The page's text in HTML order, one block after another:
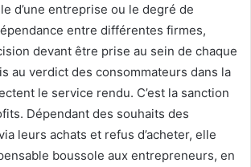
d’une entreprise ou le degré de
entre différentes firmes,
devant être prise au sein de chaque
au verdict des consommateurs dans la
le service rendu. C’est la sanction
Dépendant des souhaits des
leurs achats et refus d’acheter, elle
boussole aux entrepreneurs, en